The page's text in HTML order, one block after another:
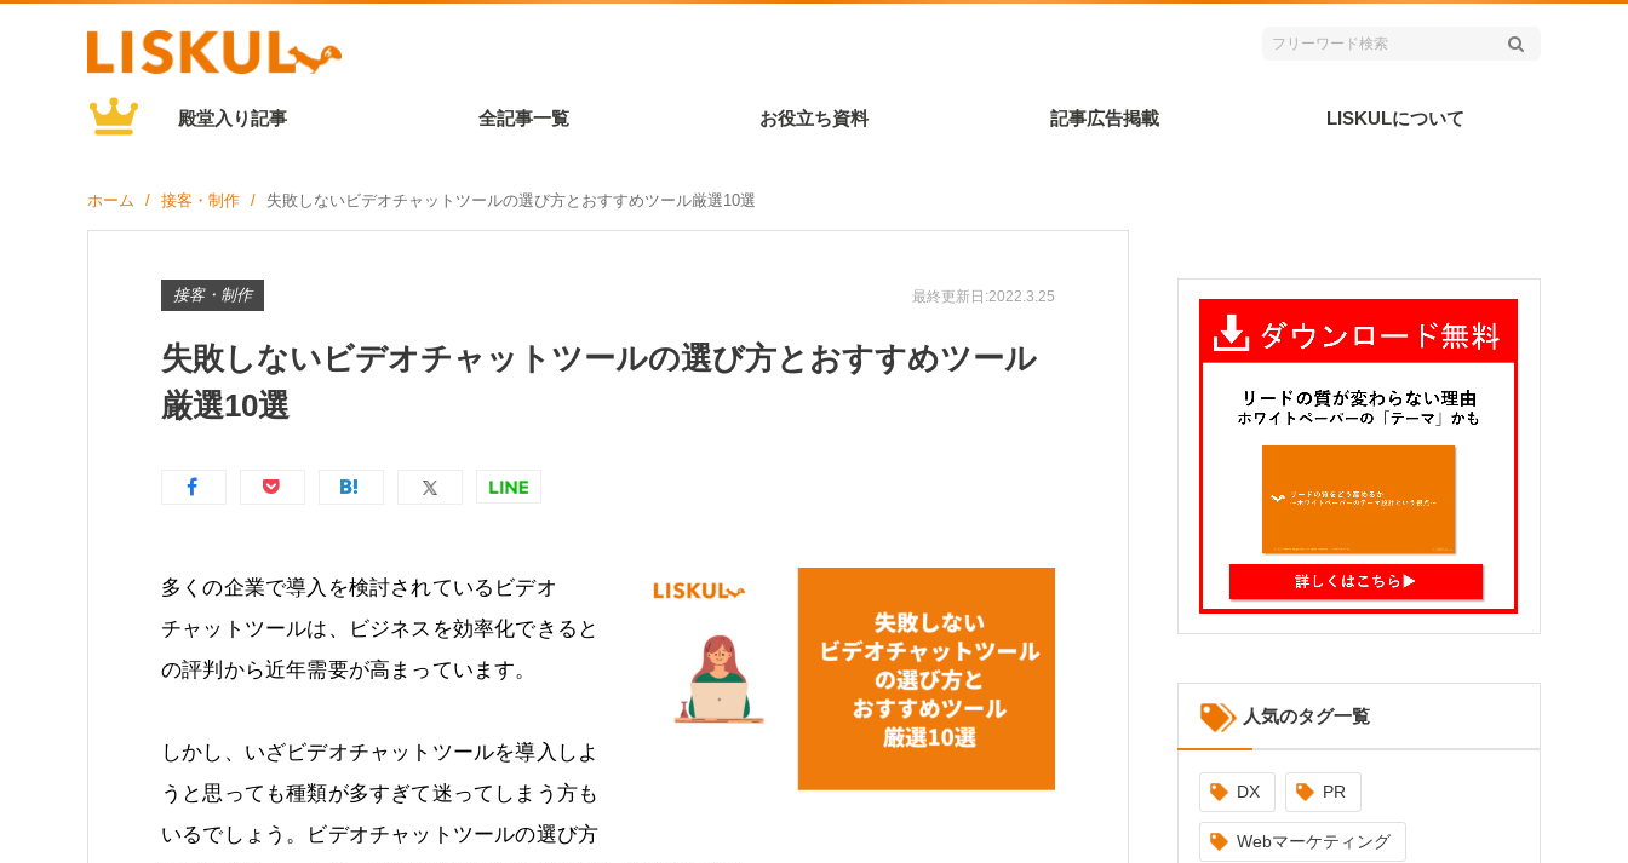
殿堂入り記事 全記事一覧 お役立ち資料 記事広告掲載 LISKULについて
ホーム 接客・制作 失敗しないビデオチャットツールの選び方とおすすめツール厳選10選
接客・制作 最終更新日:2022.3.25
失敗しないビデオチャットツールの選び方とおすすめツール
厳選10選
多くの企業で導入を検討されているビデオ
チャットツールは、ビジネスを効率化できると
の評判から近年需要が高まっています。
しかし、いざビデオチャットツールを導入しよ
うと思っても種類が多すぎて迷ってしまう方も
いるでしょう。ビデオチャットツールの選び方
人気のタグ一覧
DX PR
Webマーケティング